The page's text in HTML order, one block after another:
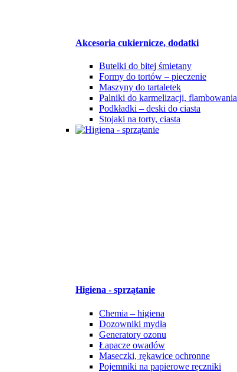
Akcesoria cukiernicze, dodatki
Butelki do bitej śmietany
Formy do tortów – pieczenie
Maszyny do tartaletek
Palniki do karmelizacji, flambowania
Podkładki – deski do ciasta
Stojaki na torty, ciasta
Higiena - sprzątanie
Chemia – higiena
Dozowniki mydła
Generatory ozonu
Łapacze owadów
Maseczki, rękawice ochronne
Pojemniki na papierowe ręczniki